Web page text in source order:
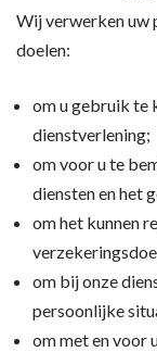
Wij verwerken uw
doelen:
om u gebruik te
dienstverlening;
om voor u te
diensten en het
om het kunnen
om bij onze
persoonlijke
om met en voor